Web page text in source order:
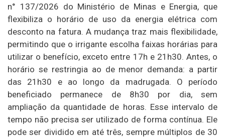
n° 137/2026 do Ministério de Minas e Energia, que
flexibiliza o horário de uso da energia elétrica com
desconto na fatura. A mudança traz mais flexibilidade,
permitindo que o irrigante escolha faixas horárias para
utilizar o benefício, exceto entre 17h e 21h30. Antes, o
horário se restringia ao de menor demanda: a partir
das 21h30 e ao longo da madrugada. O período
beneficiado permanece de 8h30 por dia, sem
ampliação da quantidade de horas. Esse intervalo de
tempo não precisa ser utilizado de forma contínua. Ele
pode ser dividido em até três, sempre múltiplos de 30